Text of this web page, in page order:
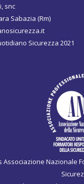
snc
Sabazia (Rm)
Sicurezza 2021
Associazione Nazionale